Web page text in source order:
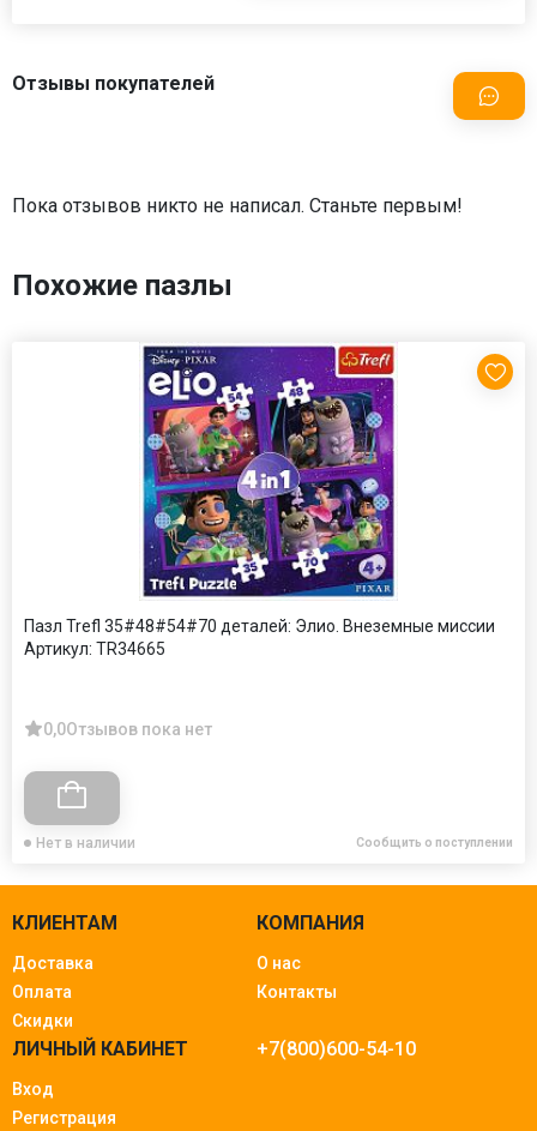
Отзывы покупателей
Пока отзывов никто не написал. Станьте первым!
Похожие пазлы
Пазл Trefl 35#48#54#70 деталей: Элио. Внеземные миссии
Артикул: TR34665
0,0Отзывов пока нет
Нет в наличии Сообщить о поступлении
КЛИЕНТАМ
Доставка
Оплата
Скидки
КОМПАНИЯ
О нас
Контакты
ЛИЧНЫЙ КАБИНЕТ
Вход
Регистрация
+7(800)600-54-10